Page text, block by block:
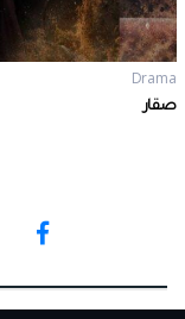
Drama
يجيب الله مطر